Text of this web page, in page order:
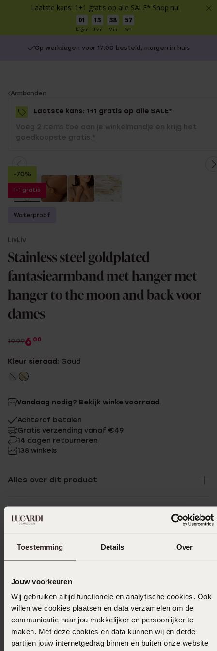
Laatste kans: 1+1 gratis op alle SALE* Shop nu!
01
Dagen
13
Uren
38
Min
57
Sec
Toestemming Details Over
Jouw voorkeuren
Wij gebruiken altijd functionele en analytische cookies. Ook
willen we cookies plaatsen en data verzamelen om de
communicatie naar jou makkelijker en persoonlijker te
maken. Met deze cookies en data kunnen wij en derde
partijen jouw internetgedrag binnen en buiten onze website
Op werkdagen voor 17:00 besteld, morgen in huis
You
are
here:
Armbanden
Laatste kans: 1+1 gratis op alle SALE*
Voeg 2 items toe aan je winkelmandje en krijg het
goedkoopste gratis. *
-70%
1+1 gratis
Waterproof
LivLiv
Stainless steel goldplated
fantasiearmband met hanger met
hanger to the moon and back voor
dames
19.996 00
Kleur sieraad: Goud
Vandaag nodig? Bekijk winkelvoorraad
Achteraf betalen
Gratis verzending vanaf €49
14 dagen retourneren
138 winkels
Alles over dit product
Onderhoud & tips
Specificaties
Bezorging & retourneren
Uitverkocht